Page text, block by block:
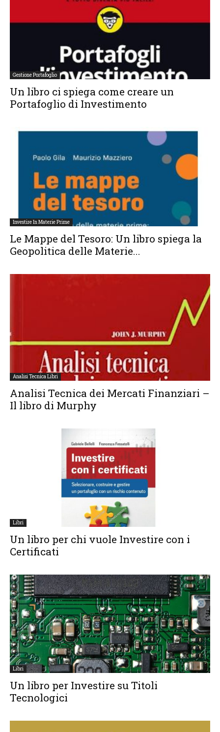
Gestione Portafoglio
Un libro ci spiega come creare un
Portafoglio di Investimento
Investire In Materie Prime
Le Mappe del Tesoro: Un libro spiega la
Geopolitica delle Materie...
Analisi Tecnica Libri
Analisi Tecnica dei Mercati Finanziari –
Il libro di Murphy
Libri
Un libro per chi vuole Investire con i
Certificati
Libri
Un libro per Investire su Titoli
Tecnologici